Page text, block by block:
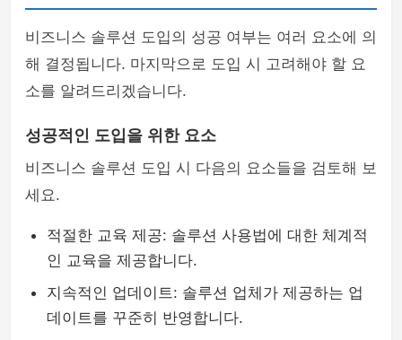
비즈니스 솔루션 도입의 성공 여부는 여러 요소에 의
해 결정됩니다. 마지막으로 도입 시 고려해야 할 요
소를 알려드리겠습니다.
성공적인 도입을 위한 요소
비즈니스 솔루션 도입 시 다음의 요소들을 검토해 보
세요.
적절한 교육 제공: 솔루션 사용법에 대한 체계적
인 교육을 제공합니다.
지속적인 업데이트: 솔루션 업체가 제공하는 업
데이트를 꾸준히 반영합니다.